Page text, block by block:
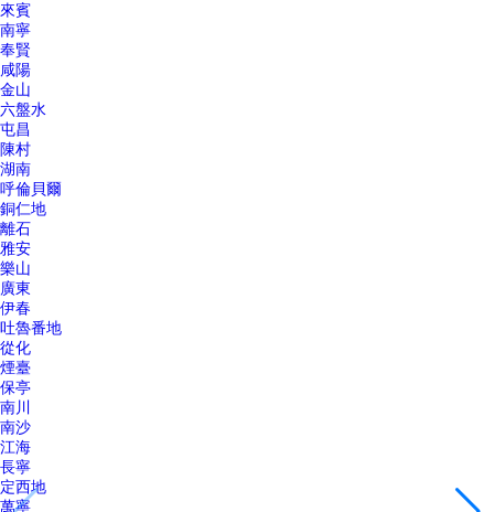
來賓
南寧
奉賢
咸陽
金山
六盤水
屯昌
陳村
湖南
呼倫貝爾
銅仁地
離石
雅安
樂山
廣東
伊春
吐魯番地
從化
煙臺
保亭
南川
南沙
江海
長寧
定西地
萬寧